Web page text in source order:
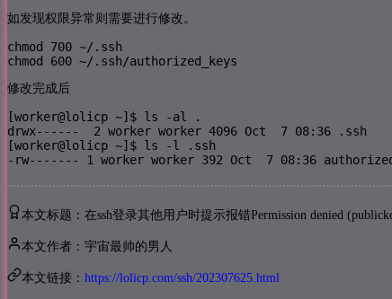
如发现权限异常则需要进行修改。
chmod 700 ~/.ssh
chmod 600 ~/.ssh/authorized_keys
修改完成后
[worker@lolicp ~]$ ls -al .
drwx------  2 worker worker 4096 Oct  7 08:36 .ssh
[worker@lolicp ~]$ ls -l .ssh
-rw------- 1 worker worker 392 Oct  7 08:36
本文标题：在ssh登录其他用户时提示报错Permission denied
本文作者：宇宙最帅的男人
本文链接： https://lolicp.com/ssh/202307625.html